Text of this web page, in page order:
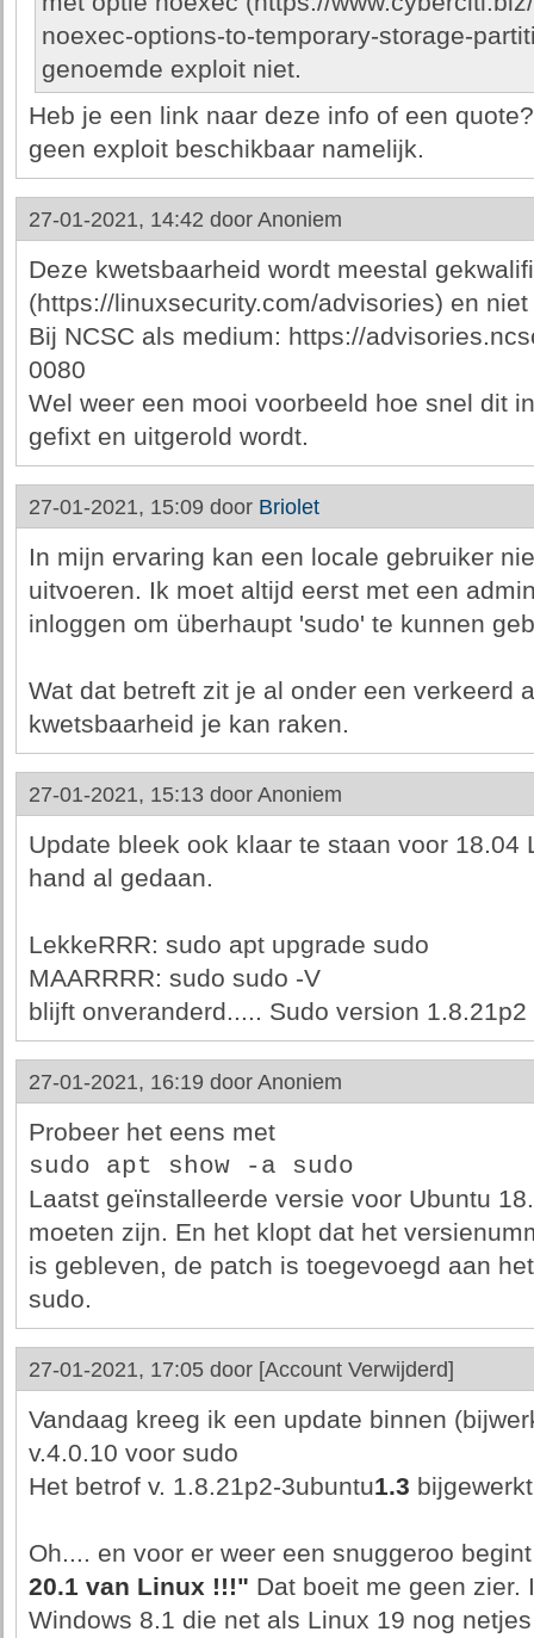
noexec-options-to-temporary-storage-
genoemde exploit niet.
Heb je een link naar deze info of een
geen exploit beschikbaar namelijk.
27-01-2021, 14:42 door Anoniem
Deze kwetsbaarheid wordt meestal
(https://linuxsecurity.com/advisories) en
Bij NCSC als medium: https://
0080
Wel weer een mooi voorbeeld hoe snel dit
gefixt en uitgerold wordt.
27-01-2021, 15:09 door Briolet
In mijn ervaring kan een locale gebruiker
uitvoeren. Ik moet altijd eerst met een
inloggen om überhaupt 'sudo' te kunnen
Wat dat betreft zit je al onder een verkeerd
kwetsbaarheid je kan raken.
27-01-2021, 15:13 door Anoniem
Update bleek ook klaar te staan voor 18.04
hand al gedaan.
LekkeRRR: sudo apt upgrade sudo
MAARRRR: sudo sudo -V
blijft onveranderd..... Sudo version 1.8.21p2
27-01-2021, 16:19 door Anoniem
Probeer het eens met
sudo apt show -a sudo
Laatst geïnstalleerde versie voor Ubuntu
moeten zijn. En het klopt dat het
is gebleven, de patch is toegevoegd aan
sudo.
27-01-2021, 17:05 door [Account Verwijderd]
Vandaag kreeg ik een update binnen
v.4.0.10 voor sudo
Het betrof v. 1.8.21p2-3ubuntu1.3
Oh.... en voor er weer een snuggeroo
20.1 van Linux !!!" Dat boeit me geen zier.
Windows 8.1 die net als Linux 19 nog